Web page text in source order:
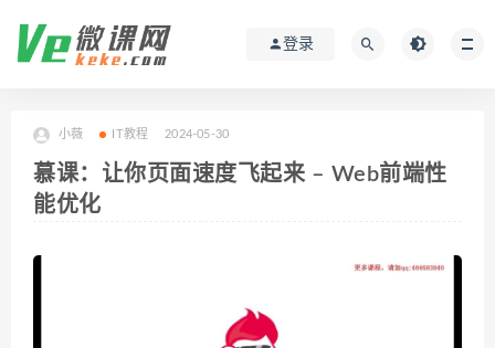
登录
小薇 IT教程 2024-05-30
慕课：让你页面速度飞起来 – Web前端性
能优化